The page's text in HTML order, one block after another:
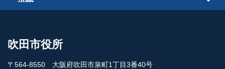
吹田市役所
〒564-8550 大阪府吹田市泉町1丁目3番40号